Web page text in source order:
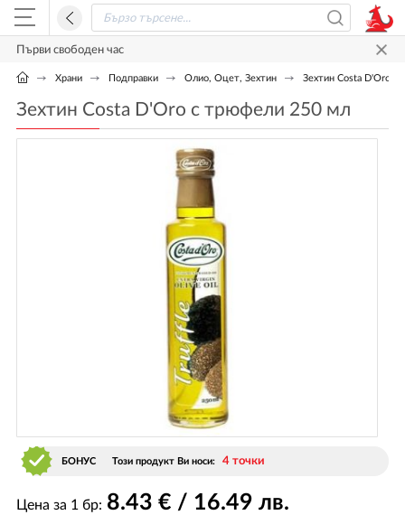
Първи свободен час
Храни Подправки Олио, Оцет, Зехтин Зехтин Costa D'Oro
Зехтин Costa D'Oro с трюфели 250 мл
БОНУС Този продукт Ви носи: 4 точки
Цена за 1 бр: 8.43 € / 16.49 лв.